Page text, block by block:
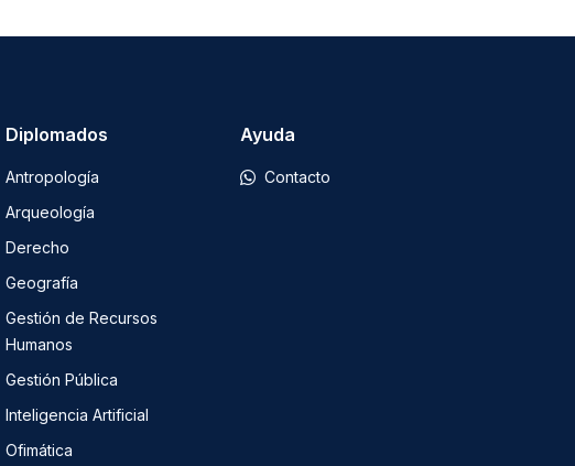
Diplomados
Antropología
Arqueología
Derecho
Geografía
Gestión de Recursos
Humanos
Gestión Pública
Inteligencia Artificial
Ofimática
Ayuda
Contacto